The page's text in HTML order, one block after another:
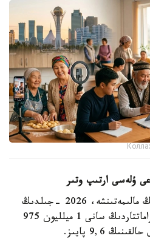
ۇلەسى ارتىپ وتىر
ۇلتتىق ستاتيستيكا بيۋروسىنىڭ مالىمەتىنشە، 2026 -جىلدىڭ
باسىندا 65 جاستان اسقان ازاماتتاردىڭ سانى 1 ميلليون 975
9,6 پايىز.